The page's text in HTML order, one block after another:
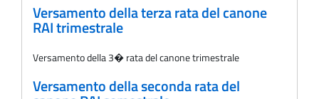
Versamento della terza rata del canone
RAI trimestrale
Versamento della 3� rata del canone trimestrale
Versamento della seconda rata del